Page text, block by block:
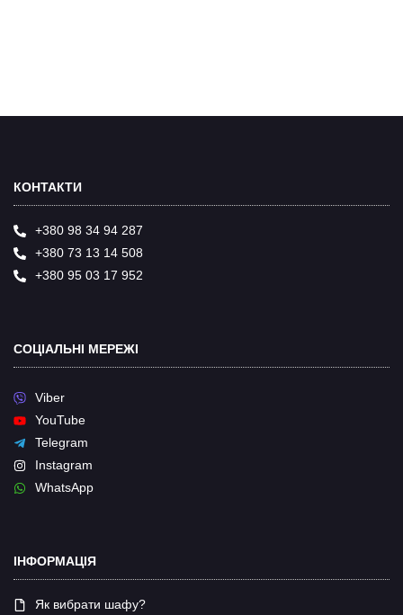
КОНТАКТИ
+380 98 34 94 287
+380 73 13 14 508
+380 95 03 17 952
СОЦІАЛЬНІ МЕРЕЖІ
Viber
YouTube
Telegram
Instagram
WhatsApp
ІНФОРМАЦІЯ
Як вибрати шафу?